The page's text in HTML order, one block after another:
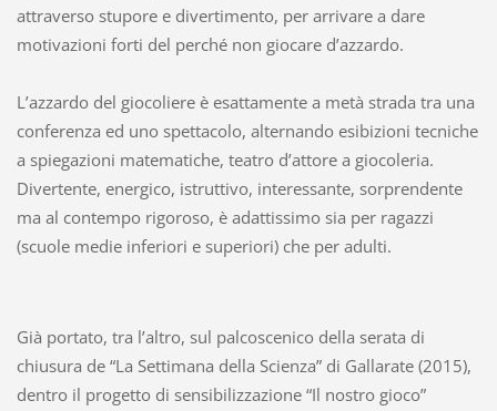
attraverso stupore e divertimento, per arrivare a dare
motivazioni forti del perché non giocare d’azzardo.
L’azzardo del giocoliere è esattamente a metà strada tra una
conferenza ed uno spettacolo, alternando esibizioni tecniche
a spiegazioni matematiche, teatro d’attore a giocoleria.
Divertente, energico, istruttivo, interessante, sorprendente
ma al contempo rigoroso, è adattissimo sia per ragazzi
(scuole medie inferiori e superiori) che per adulti.
Già portato, tra l’altro, sul palcoscenico della serata di
chiusura de “La Settimana della Scienza” di Gallarate (2015),
dentro il progetto di sensibilizzazione “Il nostro gioco”